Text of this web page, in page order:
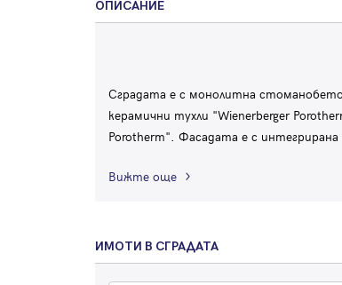
ОПИСАНИЕ
Сградата е с монолитна
керамични тухли "Wienerberger
Porotherm". Фасадата е с
Вижте още
ИМОТИ В СГРАДАТА